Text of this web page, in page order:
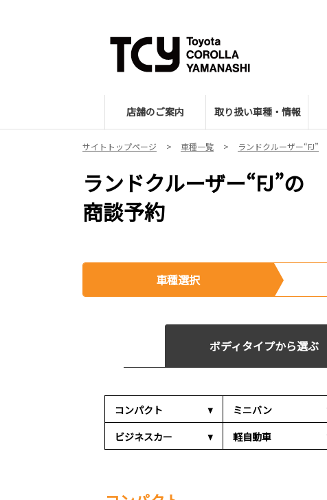
店舗のご案内 取り扱い車種・情報
サイトトップページ 車種一覧 ランドクルーザー“FJ”
ランドクルーザー“FJ”の
商談予約
車種選択
ボディタイプから選ぶ
コンパクト ミニバン
ビジネスカー
軽自動車